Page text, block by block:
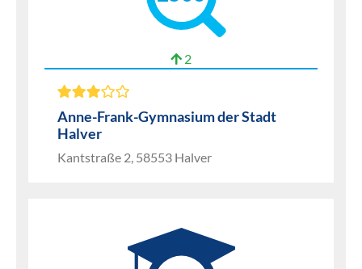
2
Anne-Frank-Gymnasium der Stadt
Halver
Kantstraße 2, 58553 Halver